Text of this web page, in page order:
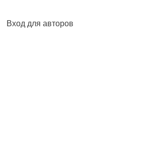
Вход для авторов